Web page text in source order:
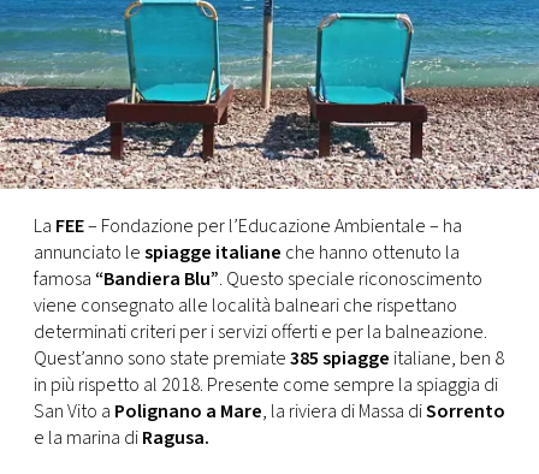
VIDEO
TV
PRINCIPATO
DI
MONACO
RMC
CONSIGLIA
La FEE– Fondazione per l’Educazione Ambientale – ha
annunciato lespiagge italiane che hanno ottenuto la
famosa “Bandiera Blu”. Questo speciale riconoscimento
viene consegnato alle località balneari che rispettano
determinati criteri per i servizi offerti e per la balneazione.
Quest’anno sono state premiate385 spiagge italiane, ben 8
in più rispetto al 2018. Presente come sempre la spiaggia di
San Vito a Polignano a Mare, la riviera di Massa diSorrento
e la marina diRagusa.